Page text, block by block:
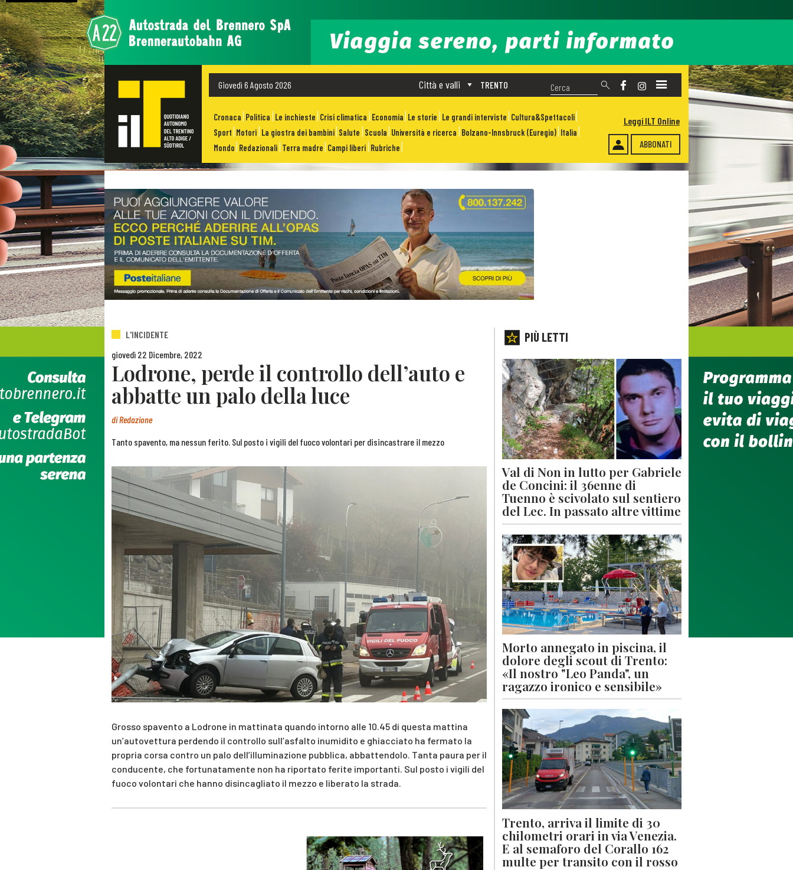
Giovedì 6 Agosto 2026 TRENTO
Città e valli
Cronaca Politica Le inchieste Crisi climatica Economia Le storie Le grandi interviste Cultura&Spettacoli
Sport Motori La giostra dei bambini Salute Scuola Università e ricerca Bolzano-Innsbruck (Euregio) Italia
Mondo Redazionali Terra madre Campi liberi Rubriche ABBONATI
Leggi ILT Online
L'INCIDENTE
giovedì 22 Dicembre, 2022
Lodrone, perde il controllo dell’auto e
abbatte un palo della luce
diRedazione
Tanto spavento, ma nessun ferito. Sul posto i vigili del fuoco volontari per disincastrare il mezzo
Grosso spavento a Lodrone in mattinata quando intorno alle 10.45 di questa mattina
un’autovettura perdendo il controllo sull’asfalto inumidito e ghiacciato ha fermato la
propria corsa contro un palo dell’illuminazione pubblica, abbattendolo. Tanta paura per il
conducente, che fortunatamente non ha riportato ferite importanti. Sul posto i vigili del
fuoco volontari che hanno disincagliato il mezzo e liberato la strada.
PIÙ LETTI
Val di Non in lutto per Gabriele
de Concini: il 36enne di
Tuenno è scivolato sul sentiero
del Lec. In passato altre vittime
Morto annegato in piscina, il
dolore degli scout di Trento:
«Il nostro "Leo Panda", un
ragazzo ironico e sensibile»
Trento, arriva il limite di 30
chilometri orari in via Venezia.
E al semaforo del Corallo 162
multe per transito con il rosso